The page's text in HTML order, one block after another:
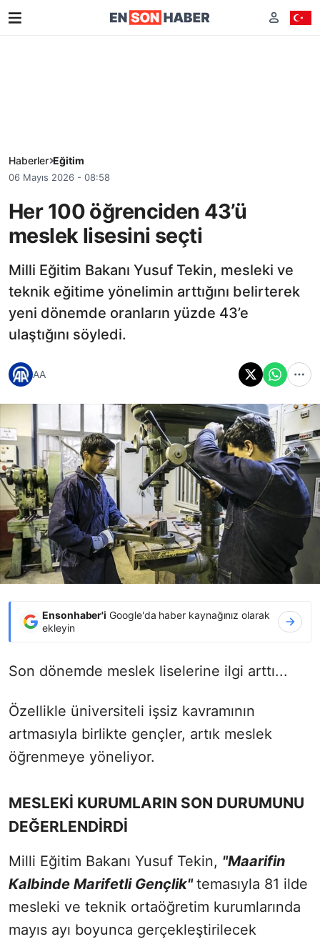
Haberler Eğitim
06 Mayıs 2026 - 08:58
Her 100 öğrenciden 43’ü
meslek lisesini seçti
Milli Eğitim Bakanı Yusuf Tekin, mesleki ve
teknik eğitime yönelimin arttığını belirterek
yeni dönemde oranların yüzde 43’e
ulaştığını söyledi.
AA
Ensonhaber'i Google'da haber kaynağınız olarak
ekleyin
Son dönemde meslek liselerine ilgi arttı...
Özellikle üniversiteli işsiz kavramının
artmasıyla birlikte gençler, artık meslek
öğrenmeye yöneliyor.
MESLEKİ KURUMLARIN SON DURUMUNU
DEĞERLENDİRDİ
Milli Eğitim Bakanı Yusuf Tekin, "Maarifin
Kalbinde Marifetli Gençlik"temasıyla 81 ilde
mesleki ve teknik ortaöğretim kurumlarında
mayıs ayı boyunca gerçekleştirilecek